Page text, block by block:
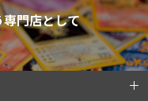
門店として